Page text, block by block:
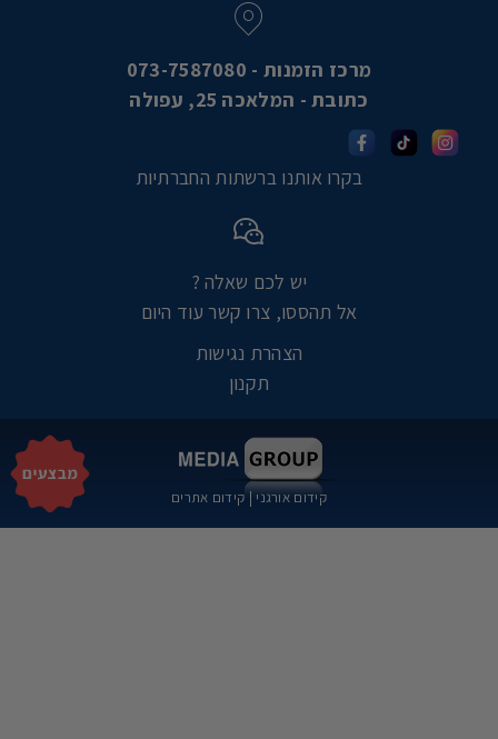
מרכז הזמנות - 073-7587080
כתובת - המלאכה 25, עפולה
בקרו אותנו ברשתות החברתיות
יש לכם שאלה ?
אל תהססו, צרו קשר עוד היום
הצהרת נגישות
תקנון
קידום אורגני | קידום אתרים